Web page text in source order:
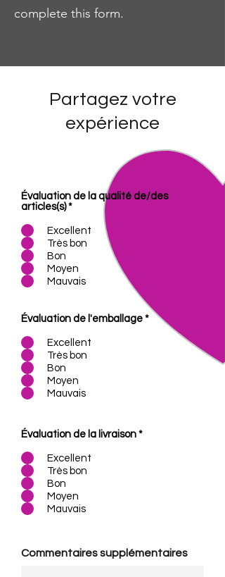
complete this form.
Partagez votre
expérience
Évaluation de la qualité de/des
articles(s) *
Excellent
Très bon
Bon
Moyen
Mauvais
Évaluation de l'emballage *
Excellent
Très bon
Bon
Moyen
Mauvais
Évaluation de la livraison *
Excellent
Très bon
Bon
Moyen
Mauvais
Commentaires supplémentaires